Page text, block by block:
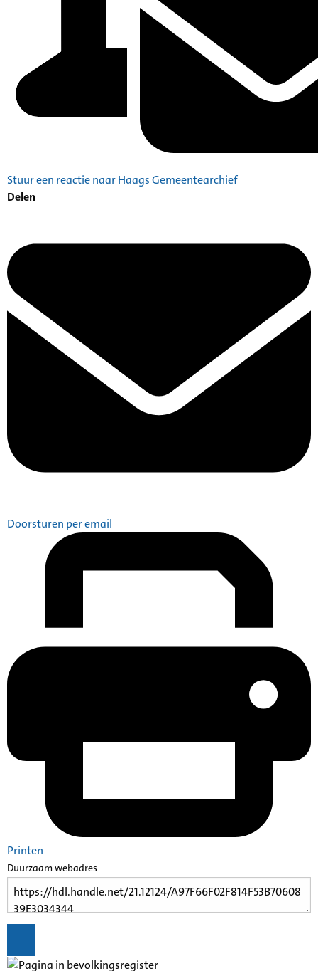
Stuur een reactie naar Haags Gemeentearchief
Delen
Doorsturen per email
Printen
Duurzaam webadres